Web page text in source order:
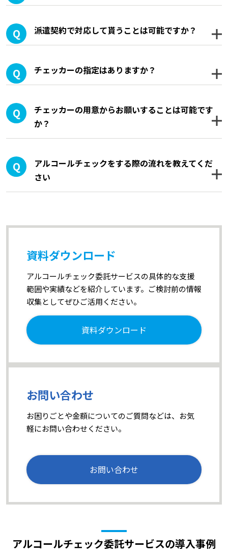
派遣契約で対応して貰うことは可能ですか？
チェッカーの指定はありますか？
チェッカーの用意からお願いすることは可能です
か？
アルコールチェックをする際の流れを教えてくだ
さい
資料ダウンロード
アルコールチェック委託サービスの具体的な支援
範囲や実績などを紹介しています。ご検討前の情報
収集としてぜひご活用ください。
資料ダウンロード
お問い合わせ
お困りごとや金額についてのご質問などは、お気
軽にお問い合わせください。
お問い合わせ
アルコールチェック委託サービスの導入事例